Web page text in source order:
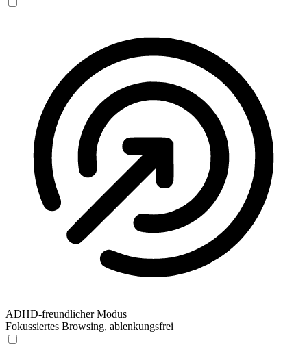
ADHD-freundlicher Modus
Fokussiertes Browsing, ablenkungsfrei